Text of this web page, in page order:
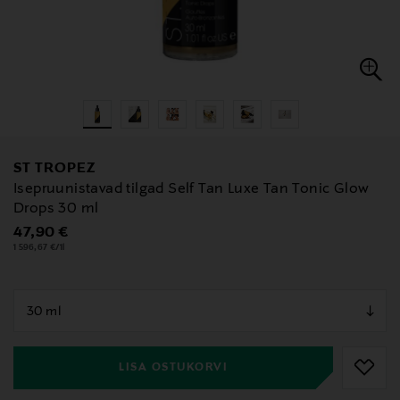
ST TROPEZ
Isepruunistavad tilgad Self Tan Luxe Tan Tonic Glow
Drops 30 ml
Original Price
47,90 €
1 596,67 €/1l
LISA OSTUKORVI